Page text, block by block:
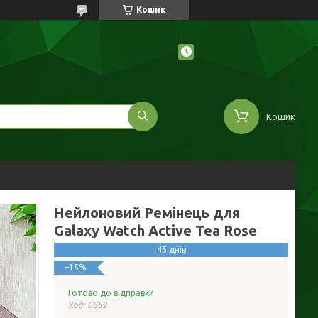
Кошик
Кошик
Нейлоновий Ремінець для
Galaxy Watch Active Tea Rose
45 днів
–15%
Готово до відправки
Код: 0852